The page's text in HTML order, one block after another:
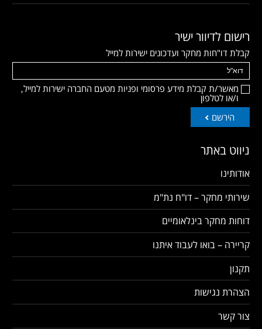
רישום לדיוור ישיר
קבלת דו"חות מחקר ועדכונים ישירות למייל
מאשר/ת קבלת מידע פרסומי ופניות מטעם החברה ישירות למייל,
ו/או לטלפון
הירשם
ניווט באתר
אודותינו
שירותי מחקר – דו"ח נת"מ
דוחות מחקר בינלאומיים
קריירה – בואו לעבוד איתנו
תקנון
הצהרת נגישות
צור קשר